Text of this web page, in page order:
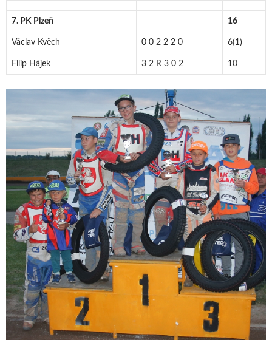
7. PK Plzeň 16
Václav Kvěch 0 0 2 2 2 0 6(1)
Filip Hájek 3 2 R 3 0 2 10